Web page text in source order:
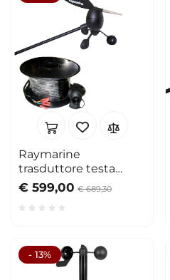
Raymarine
trasduttore testa
d'albero con cavo
30mt
€ 599,00 € 689,30
- 13%